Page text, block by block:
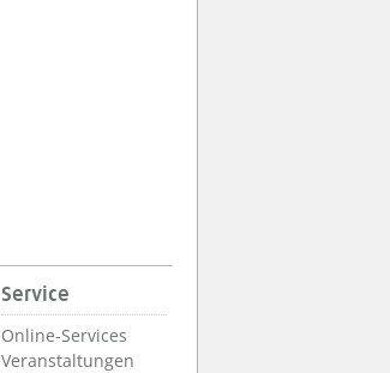
Service
Online-Services
Veranstaltungen